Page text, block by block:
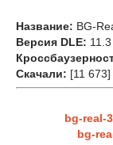
Название: BG-
Версия DLE: 11.3
Скачали: [11 673]
bg-real-
bg-